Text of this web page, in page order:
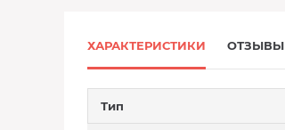
ХАРАКТЕРИСТИКИ ОТЗЫВЫ
Тип